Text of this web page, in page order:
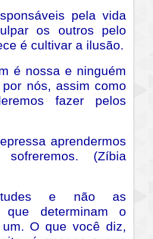
pela vida
os outros pelo
é cultivar a ilusão.
é nossa e ninguém
nós, assim como
fazer pelos
aprendermos
(Zíbia
e não as
que determinam o
O que você diz,